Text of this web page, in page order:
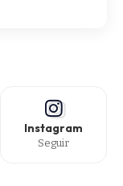
Instagram
Seguir